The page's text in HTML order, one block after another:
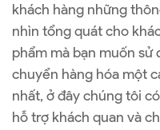
khách hàng những
nhìn tổng quát cho
phẩm mà bạn muốn sử
chuyển hàng hóa một
nhất, ở đây chúng tôi
hỗ trợ khách quan và